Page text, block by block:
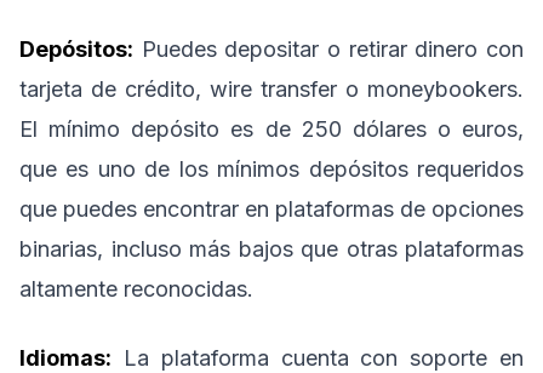
Depósitos: Puedes depositar o retirar dinero con
tarjeta de crédito, wire transfer o moneybookers.
El mínimo depósito es de 250 dólares o euros,
que es uno de los mínimos depósitos requeridos
que puedes encontrar en plataformas de opciones
binarias, incluso más bajos que otras plataformas
altamente reconocidas.
Idiomas: La plataforma cuenta con soporte en